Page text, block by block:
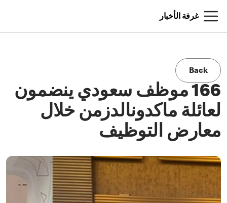
غرفة الأخبار
Back
166 موظف سعودي ينضمون
لعائلة ماكدونالدزمن خلال
معارض التوظيف